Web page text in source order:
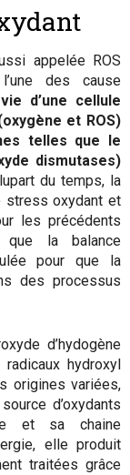
appelée ROS
des cause
d’une cellule
et ROS)
telles que le
dismutases)
du temps, la
stress oxydant et
les précédents
que la balance
pour que la
des processus
d’hydogène
hydroxyl
origines variées,
d’oxydants
et sa chaine
elle produit
traitées grâce